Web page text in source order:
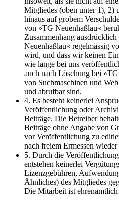
Mitgliedes (oben unter 1), 2)
hinaus auf grobem
von »TG Neuenhaßlau«
Zusammenhang
Neuenhaßlau« regelmässig
wird, und dass wir keinen
wie lange bei uns
auch nach Löschung bei
von Suchmaschinen und
und abrufbar sind.
4. Es besteht keinerlei
Veröffentlichung oder
Beiträge. Die Betreiber
Beiträge ohne Angabe von
vor Veröffentlichung zu
nach freiem Ermessen
5. Durch die
entstehen keinerlei
Lizenzgebühren,
Ähnliches) des Mitgliedes
Die Mitarbeit ist